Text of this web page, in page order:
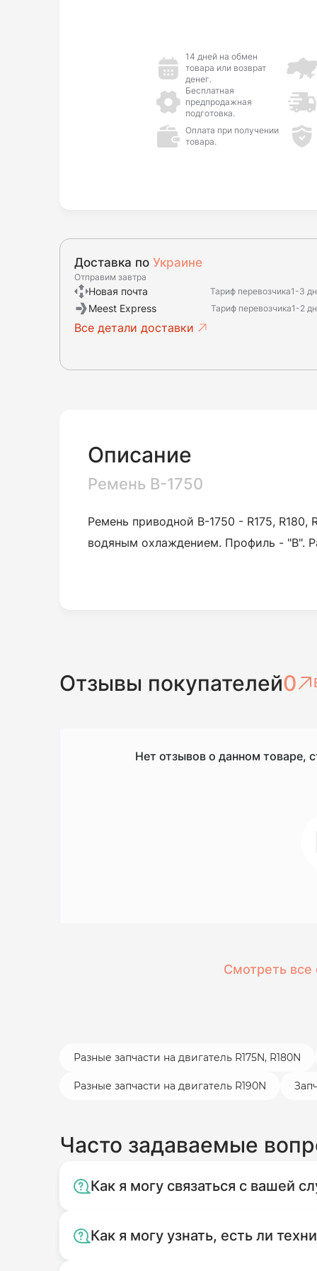
14 дней на обмен
товара или возврат
денег.
Бесплатная
предпродажная
подготовка.
Оплата при получении
товара.
Доставка по Украине
Отправим завтра
Новая почта Тариф перевозчика1-3
Meest Express Тариф перевозчика1-2
Все детали доставки
Описание
Ремень B-1750
Ремень приводной B-1750 - R175,
водяным охлаждением. Профиль - "В".
Отзывы покупателей0
Нет отзывов о данном товаре,
Смотреть все
Разные запчасти на двигатель R175N, R180N
Разные запчасти на двигатель R190N
Часто задаваемые
Как я могу связаться с вашей
Как я могу узнать, есть ли